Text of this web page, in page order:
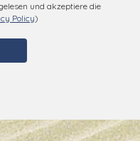
Nach dem Artikel 13
wir Sie:
*Die von
verwendet Ihnen
der Daten ist
wie oben angegeben,
und akzeptiere die
Policy)